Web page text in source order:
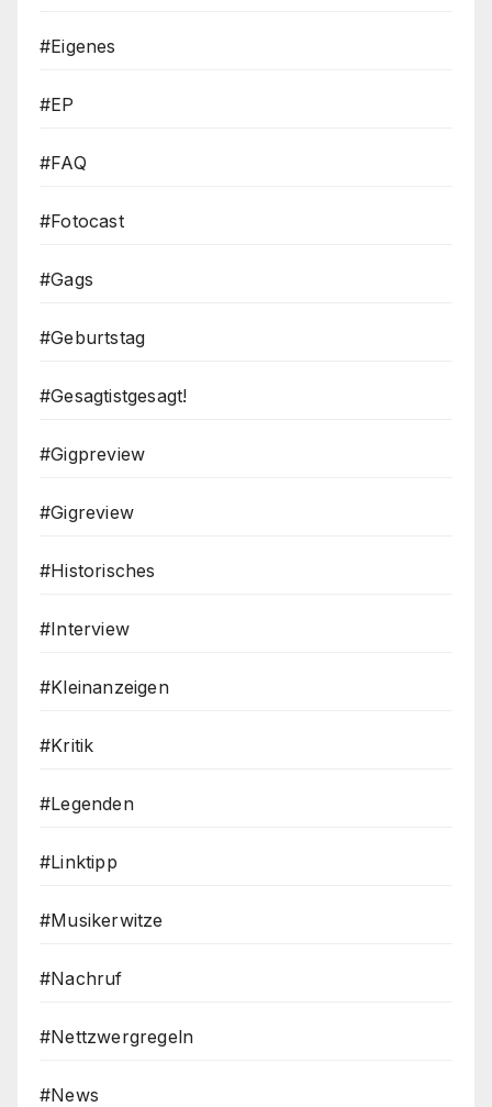
#Eigenes
#EP
#FAQ
#Fotocast
#Gags
#Geburtstag
#Gesagtistgesagt!
#Gigpreview
#Gigreview
#Historisches
#Interview
#Kleinanzeigen
#Kritik
#Legenden
#Linktipp
#Musikerwitze
#Nachruf
#Nettzwergregeln
#News